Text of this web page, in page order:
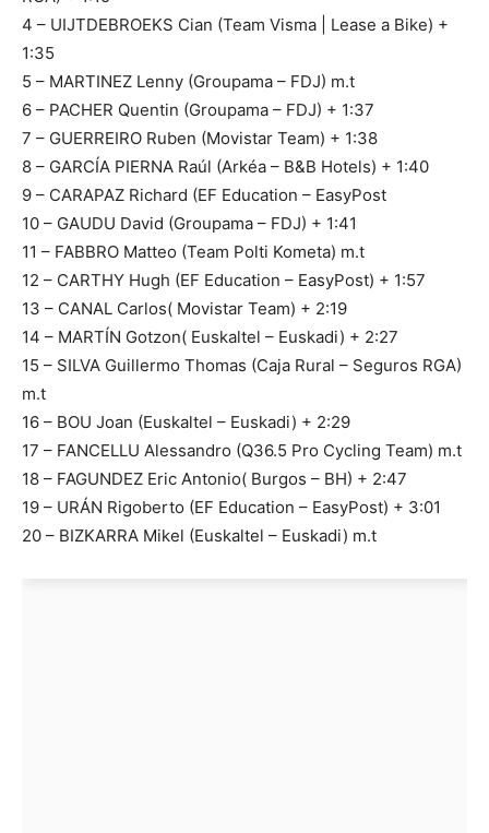
4 – UIJTDEBROEKS Cian (Team Visma | Lease a Bike) +
1:35
5 – MARTINEZ Lenny (Groupama – FDJ) m.t
6 – PACHER Quentin (Groupama – FDJ) + 1:37
7 – GUERREIRO Ruben (Movistar Team) + 1:38
8 – GARCÍA PIERNA Raúl (Arkéa – B&B Hotels) + 1:40
9 – CARAPAZ Richard (EF Education – EasyPost
10 – GAUDU David (Groupama – FDJ) + 1:41
11 – FABBRO Matteo (Team Polti Kometa) m.t
12 – CARTHY Hugh (EF Education – EasyPost) + 1:57
13 – CANAL Carlos( Movistar Team) + 2:19
14 – MARTÍN Gotzon( Euskaltel – Euskadi) + 2:27
15 – SILVA Guillermo Thomas (Caja Rural – Seguros RGA)
m.t
16 – BOU Joan (Euskaltel – Euskadi) + 2:29
17 – FANCELLU Alessandro (Q36.5 Pro Cycling Team) m.t
18 – FAGUNDEZ Eric Antonio( Burgos – BH) + 2:47
19 – URÁN Rigoberto (EF Education – EasyPost) + 3:01
20 – BIZKARRA Mikel (Euskaltel – Euskadi) m.t